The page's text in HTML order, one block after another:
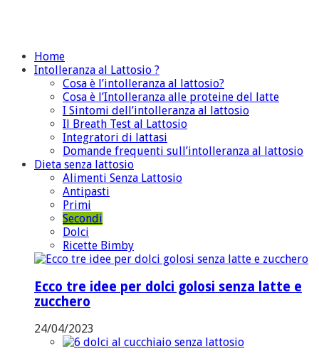
Home
Intolleranza al Lattosio ?
Cosa è l’intolleranza al lattosio?
Cosa è l’Intolleranza alle proteine del latte
I Sintomi dell’intolleranza al lattosio
Il Breath Test al Lattosio
Integratori di lattasi
Domande frequenti sull’intolleranza al lattosio
Dieta senza lattosio
Alimenti Senza Lattosio
Antipasti
Primi
Secondi
Dolci
Ricette Bimby
Ecco tre idee per dolci golosi senza latte e
zucchero
24/04/2023